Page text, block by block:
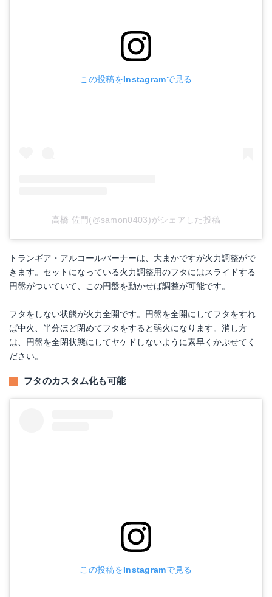
この投稿をInstagramで見る
高橋 佐門(@samon0403)がシェアした投稿
トランギア・アルコールバーナーは、大まかですが火力調整がで
きます。セットになっている火力調整用のフタにはスライドする
円盤がついていて、この円盤を動かせば調整が可能です。
フタをしない状態が火力全開です。円盤を全開にしてフタをすれ
ば中火、半分ほど閉めてフタをすると弱火になります。消し方
は、円盤を全閉状態にしてヤケドしないように素早くかぶせてく
ださい。
フタのカスタム化も可能
この投稿をInstagramで見る